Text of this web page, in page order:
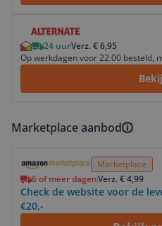
24 uurVerz. € 6,95
Op werkdagen voor 22.00 besteld,
Marketplace aanbod
Marketplace
6 of meer dagenVerz. € 4,99
Check de website voor de
€20,-